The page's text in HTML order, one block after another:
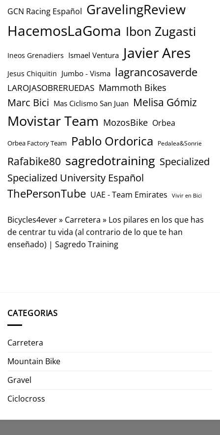
GCN Racing Español GravelingReview
HacemosLaGoma Ibon Zugasti
Ineos Grenadiers Ismael Ventura Javier Ares
Jesus Chiquitin Jumbo - Visma lagrancosaverde
LAROJASOBRERUEDAS Mammoth Bikes
Marc Bici Mas Ciclismo San Juan Melisa Gómiz
Movistar Team MozosBike Orbea
Orbea Factory Team Pablo Ordorica Pedalea&Sonrie
Rafabike80 sagredotraining Specialized
Specialized University Español
ThePersonTube UAE - Team Emirates Vivir en Bici
Bicycles4ever» Carretera » Los pilares en los que has
de centrar tu vida (al contrario de lo que te han
enseñado) | Sagredo Training
CATEGORIAS
Carretera
Mountain Bike
Gravel
Ciclocross